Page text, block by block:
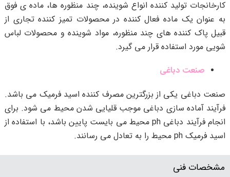
کارخانجات تولید کننده انواع شوینده، چند منظوره ها، ماده ی فوق
به عنوان یک ماده فعال کننده در محصولات تمیز کننده تجاری از
قبیل پاک کننده های چند منظوره، مواد شوینده و محصولات لباس
شویی مورد استفاده قرار می گیرد.
صنعت دباغی
صنعت دباغی یکی از بزرگترین مصرف کننده اسید فرمیک می باشد.
فرآیند آماده سازی دباغی موجب قلیایی شدن محیط می شود. برای
انجام فرآیند دباغی ph محیط می بایست پایین باشد، با استفاده از
اسید فرمیک ph محیط را به تعادل می رسانند.
مشخصات فنی